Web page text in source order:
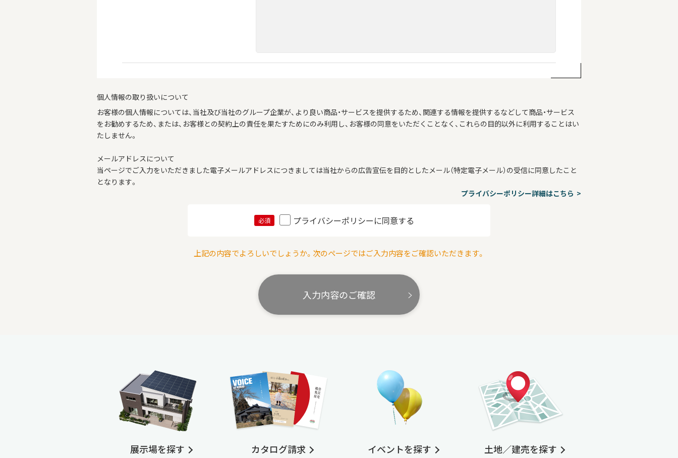
個人情報の取り扱いについて
お客様の個人情報については、当社及び当社のグループ企業が、より良い商品・サービスを提供するため、関連する情報を提供するなどして商品・サービス
をお勧めするため、または、お客様との契約上の責任を果たすためにのみ利用し、お客様の同意をいただくことなく、これらの目的以外に利用することはい
たしません。
メールアドレスについて
当ページでご入力をいただきました電子メールアドレスにつきましては当社からの広告宣伝を目的としたメール（特定電子メール）の受信に同意したこと
となります。
プライバシーポリシー詳細はこちら
必須 プライバシーポリシーに同意する
上記の内容でよろしいでしょうか。次のページではご入力内容をご確認いただきます。
入力内容のご確認
展示場を探す カタログ請求 イベントを探す 土地／建売を探す